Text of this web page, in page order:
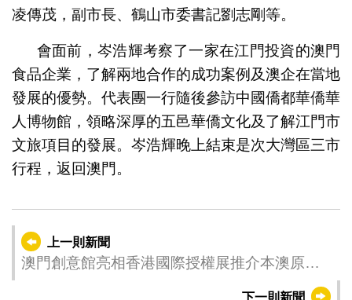
凌傳茂，副市長、鶴山市委書記劉志剛等。
會面前，岑浩輝考察了一家在江門投資的澳門
食品企業，了解兩地合作的成功案例及澳企在當地
發展的優勢。代表團一行隨後參訪中國僑都華僑華
人博物館，領略深厚的五邑華僑文化及了解江門市
文旅項目的發展。岑浩輝晚上結束是次大灣區三市
行程，返回澳門。
上一則新聞
澳門創意館亮相香港國際授權展推介本澳原創IP
下一則新聞